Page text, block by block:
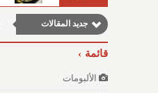
جديد المقالات
قائمة
الألبومات